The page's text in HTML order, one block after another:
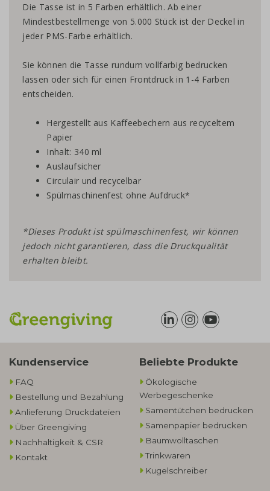
Die Tasse ist in 5 Farben erhältlich. Ab einer
Mindestbestellmenge von 5.000 Stück ist der Deckel in
jeder PMS-Farbe erhältlich.
Sie können die Tasse rundum vollfarbig bedrucken
lassen oder sich für einen Frontdruck in 1-4 Farben
entscheiden.
Hergestellt aus Kaffeebechern aus recyceltem
Papier
Inhalt: 340 ml
Auslaufsicher
Circulair und recycelbar
Spülmaschinenfest ohne Aufdruck*
*Dieses Produkt ist spülmaschinenfest, wir können
jedoch nicht garantieren, dass die Druckqualität
erhalten bleibt.
Kundenservice
FAQ
Bestellung und Bezahlung
Anlieferung Druckdateien
Über Greengiving
Nachhaltigkeit & CSR
Kontakt
Beliebte Produkte
Ökologische
Werbegeschenke​
Samentütchen bedrucken
Samenpapier bedrucken
Baumwolltaschen​
Trinkwaren
Kugelschreiber